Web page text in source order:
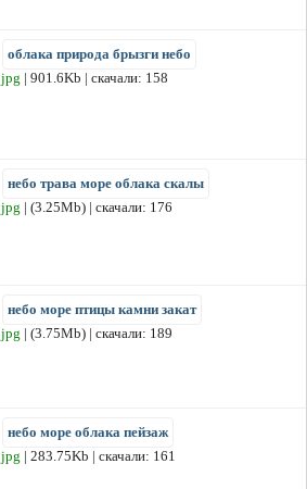
облака природа брызги небо
jpg | 901.6Kb | скачали: 158
небо трава море облака скалы
jpg | (3.25Mb) | скачали: 176
небо море птицы камни закат
jpg | (3.75Mb) | скачали: 189
небо море облака пейзаж
jpg | 283.75Kb | скачали: 161